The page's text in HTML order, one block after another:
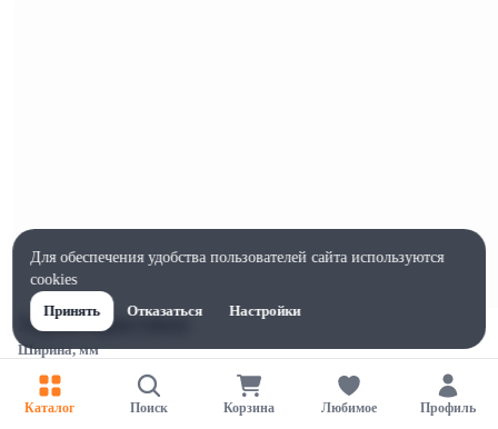
Характеристики
Ширина, мм
Высота, мм
Каталог Поиск Корзина Любимое Профиль
Для обеспечения удобства пользователей сайта используются
cookies
Принять
Отказаться Настройки